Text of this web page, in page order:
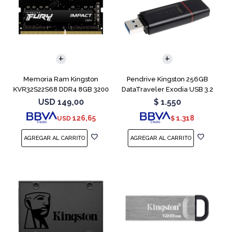
Memoria Ram Kingston
KVR32S22S68 DDR4 8GB 3200
MHz Sodimm
USD 149,00
USD 126,65
Pendrive Kingston 256GB
DataTraveler Exodia USB 3.2
$ 1.550
$ 1.318